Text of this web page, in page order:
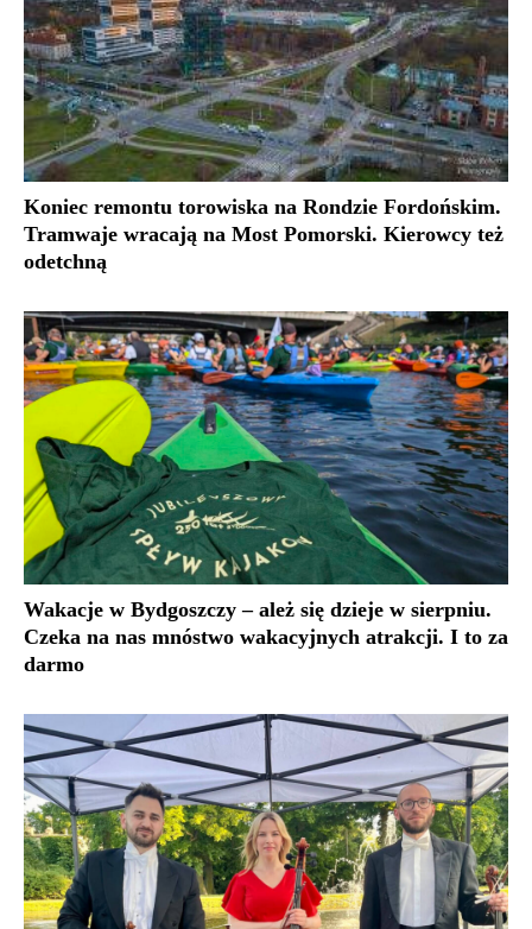
Koniec remontu torowiska na Rondzie Fordońskim.
Tramwaje wracają na Most Pomorski. Kierowcy też
odetchną
Wakacje w Bydgoszczy – ależ się dzieje w sierpniu.
Czeka na nas mnóstwo wakacyjnych atrakcji. I to za
darmo